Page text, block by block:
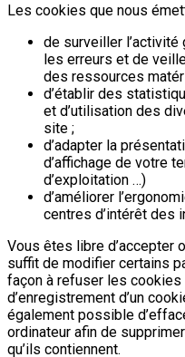
Les cookies que nous
de surveiller
les erreurs et de
des ressources
d’établir des
et d’utilisation des
site ;
d’adapter la
d’affichage de votre
d’exploitation …)
d’améliorer
centres d’intérêt des
Vous êtes libre d’accepter
suffit de modifier certains
façon à refuser les cookies
d’enregistrement d’un
également possible
ordinateur afin de
qu’ils contiennent.